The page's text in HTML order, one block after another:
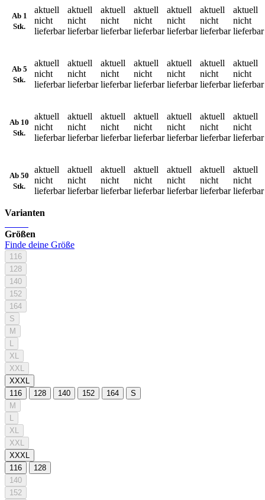
Ab 1
Stk.
aktuell
nicht
lieferbar
aktuell
nicht
lieferbar
aktuell
nicht
lieferbar
aktuell
nicht
lieferbar
aktuell
nicht
lieferbar
aktuell
nicht
lieferbar
aktuell
nicht
lieferbar
Ab 5
Stk.
aktuell
nicht
lieferbar
aktuell
nicht
lieferbar
aktuell
nicht
lieferbar
aktuell
nicht
lieferbar
aktuell
nicht
lieferbar
aktuell
nicht
lieferbar
aktuell
nicht
lieferbar
Ab 10
Stk.
aktuell
nicht
lieferbar
aktuell
nicht
lieferbar
aktuell
nicht
lieferbar
aktuell
nicht
lieferbar
aktuell
nicht
lieferbar
aktuell
nicht
lieferbar
aktuell
nicht
lieferbar
Ab 50
Stk.
aktuell
nicht
lieferbar
aktuell
nicht
lieferbar
aktuell
nicht
lieferbar
aktuell
nicht
lieferbar
aktuell
nicht
lieferbar
aktuell
nicht
lieferbar
aktuell
nicht
lieferbar
Varianten
Größen
Finde deine Größe
116
128
140
152
164
S
M
L
XL
XXL
XXXL
116
128 140 152 164
S
M
L
XL
XXL
XXXL
116
128
140
152